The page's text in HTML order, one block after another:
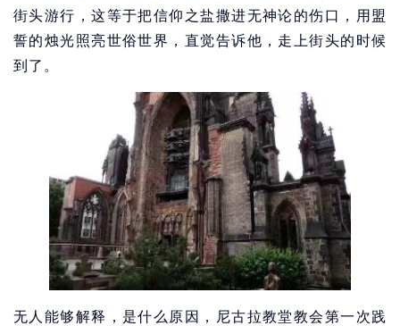
街头游行，这等于把信仰之盐撒进无神论的伤口，用盟
誓的烛光照亮世俗世界，直觉告诉他，走上街头的时候
到了。
无人能够解释，是什么原因，尼古拉教堂教会第一次践